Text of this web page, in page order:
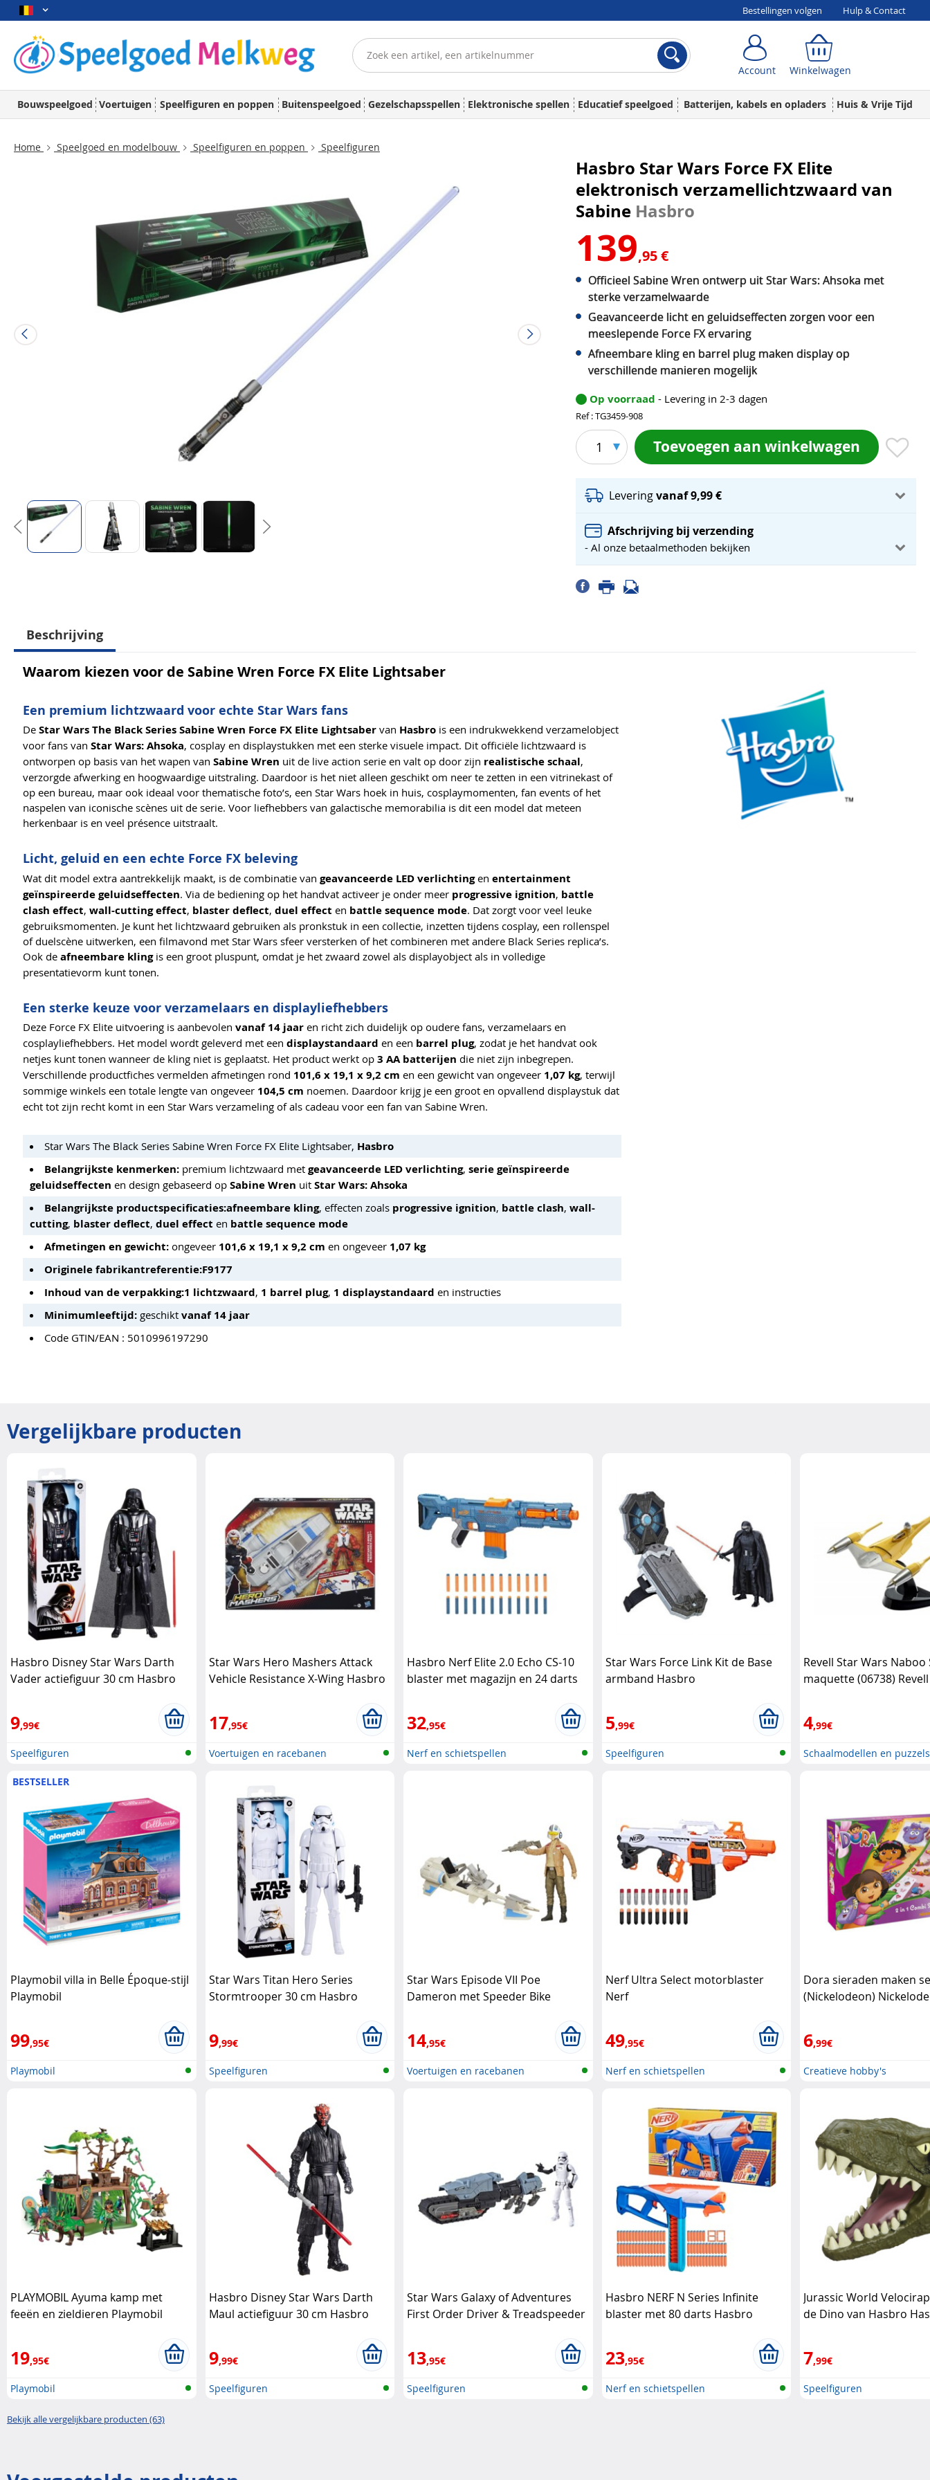
Bestellingen volgen Hulp & Contact
Account Winkelwagen
Bouwspeelgoed Voertuigen Speelfiguren en poppen Buitenspeelgoed Gezelschapsspellen Elektronische spellen Educatief speelgoed Batterijen, kabels en opladers Huis & Vrije Tijd
Home Speelgoed en modelbouw Speelfiguren en poppen Speelfiguren
Hasbro Star Wars Force FX Elite
elektronisch verzamellichtzwaard van
Sabine Hasbro
139,95 €
Officieel Sabine Wren ontwerp uit Star Wars: Ahsoka met
sterke verzamelwaarde
Geavanceerde licht en geluidseffecten zorgen voor een
meeslepende Force FX ervaring
Afneembare kling en barrel plug maken display op
verschillende manieren mogelijk
Op voorraad - Levering in 2-3 dagen
Ref : TG3459-908
1 Toevoegen aan winkelwagen
Leveringvanaf 9,99 €
Afschrijving bij verzending
- Al onze betaalmethoden bekijken
Beschrijving
Waarom kiezen voor de Sabine Wren Force FX Elite Lightsaber
Een premium lichtzwaard voor echte Star Wars fans
De Star Wars The Black Series Sabine Wren Force FX Elite Lightsaber van Hasbro is een indrukwekkend verzamelobject
voor fans van Star Wars: Ahsoka, cosplay en displaystukken met een sterke visuele impact. Dit officiële lichtzwaard is
ontworpen op basis van het wapen van Sabine Wren uit de live action serie en valt op door zijn realistische schaal,
verzorgde afwerking en hoogwaardige uitstraling. Daardoor is het niet alleen geschikt om neer te zetten in een vitrinekast of
op een bureau, maar ook ideaal voor thematische foto’s, een Star Wars hoek in huis, cosplaymomenten, fan events of het
naspelen van iconische scènes uit de serie. Voor liefhebbers van galactische memorabilia is dit een model dat meteen
herkenbaar is en veel présence uitstraalt.
Licht, geluid en een echte Force FX beleving
Wat dit model extra aantrekkelijk maakt, is de combinatie van geavanceerde LED verlichtingen entertainment
geïnspireerde geluidseffecten. Via de bediening op het handvat activeer je onder meer progressive ignition, battle
clash effect, wall-cutting effect, blaster deflect, duel effect en battle sequence mode. Dat zorgt voor veel leuke
gebruiksmomenten. Je kunt het lichtzwaard gebruiken als pronkstuk in een collectie, inzetten tijdens cosplay, een rollenspel
of duelscène uitwerken, een filmavond met Star Wars sfeer versterken of het combineren met andere Black Series replica’s.
Ook de afneembare klingis een groot pluspunt, omdat je het zwaard zowel als displayobject als in volledige
presentatievorm kunt tonen.
Een sterke keuze voor verzamelaars en displayliefhebbers
Deze Force FX Elite uitvoering is aanbevolen vanaf 14 jaar en richt zich duidelijk op oudere fans, verzamelaars en
cosplayliefhebbers. Het model wordt geleverd met een displaystandaard en een barrel plug, zodat je het handvat ook
netjes kunt tonen wanneer de kling niet is geplaatst. Het product werkt op 3 AA batterijen die niet zijn inbegrepen.
Verschillende productfiches vermelden afmetingen rond 101,6 x 19,1 x 9,2 cm en een gewicht van ongeveer 1,07 kg, terwijl
sommige winkels een totale lengte van ongeveer 104,5 cm noemen. Daardoor krijg je een groot en opvallend displaystuk dat
echt tot zijn recht komt in een Star Wars verzameling of als cadeau voor een fan van Sabine Wren.
Star Wars The Black Series Sabine Wren Force FX Elite Lightsaber, Hasbro
Belangrijkste kenmerken: premium lichtzwaard met geavanceerde LED verlichting, serie geïnspireerde
geluidseffecten en design gebaseerd op Sabine Wren uit Star Wars: Ahsoka
Belangrijkste productspecificaties:afneembare kling, effecten zoals progressive ignition, battle clash, wall-
cutting, blaster deflect, duel effect en battle sequence mode
Afmetingen en gewicht: ongeveer 101,6 x 19,1 x 9,2 cm en ongeveer 1,07 kg
Originele fabrikantreferentie:F9177
Inhoud van de verpakking:1 lichtzwaard, 1 barrel plug, 1 displaystandaard en instructies
Minimumleeftijd: geschikt vanaf 14 jaar
Code GTIN/EAN : 5010996197290
Vergelijkbare producten
Hasbro Disney Star Wars Darth
Vader actiefiguur 30 cm Hasbro
9,99€
Speelfiguren
Star Wars Hero Mashers Attack
Vehicle Resistance X-Wing Hasbro
17,95€
Voertuigen en racebanen
Hasbro Nerf Elite 2.0 Echo CS-10
blaster met magazijn en 24 darts
32,95€
Nerf en schietspellen
Star Wars Force Link Kit de Base
armband Hasbro
5,99€
Speelfiguren
Revell Star Wars
maquette (06738) Revell
4,99€
Schaalmodellen en puzzels
BESTSELLER
Playmobil villa in Belle Époque-stijl
Playmobil
99,95€
Playmobil
Star Wars Titan Hero Series
Stormtrooper 30 cm Hasbro
9,99€
Speelfiguren
Star Wars Episode VII Poe
Dameron met Speeder Bike
14,95€
Voertuigen en racebanen
Nerf Ultra Select motorblaster
Nerf
49,95€
Nerf en schietspellen
Dora sieraden maken
(Nickelodeon)
6,99€
Creatieve hobby's
PLAYMOBIL Ayuma kamp met
feeën en zieldieren Playmobil
19,95€
Playmobil
Hasbro Disney Star Wars Darth
Maul actiefiguur 30 cm Hasbro
9,99€
Speelfiguren
Star Wars Galaxy of Adventures
First Order Driver & Treadspeeder
13,95€
Speelfiguren
Hasbro NERF N Series Infinite
blaster met 80 darts Hasbro
23,95€
Nerf en schietspellen
Jurassic World
de Dino van Hasbro
7,99€
Speelfiguren
Bekijk alle vergelijkbare producten (63)
Account Winkelwagen